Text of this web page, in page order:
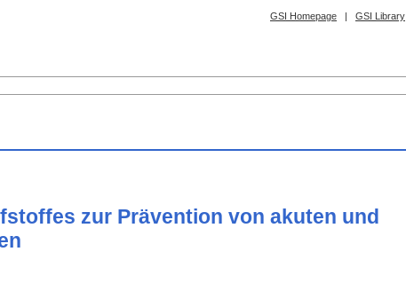
GSI Homepage | GSI Library
zur Prävention von akuten und